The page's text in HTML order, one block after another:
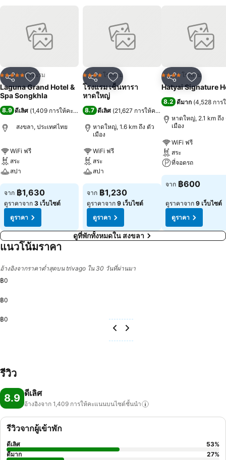
แชร์ เพิ่มในรายการโปรด
5 ดาว โรงแรม
Laguna Grand Hotel &
Spa Songkhla
8.9 ดีเลิศ (1,409 การให้คะแนน)
สงขลา, ประเทศไทย
WiFi ฟรี
สระ
สปา
จาก ฿1,630
ดูราคาจาก 3 เว็บไซต์
ดูราคา
แชร์ เพิ่มในรายการโปรด
4 ดาว โรงแรม
โรงแรม เซ็นทารา
หาดใหญ่
8.7 ดีเลิศ (21,627 การให้คะแนน
หาดใหญ่, 1.6 km ถึง ตัว
เมือง
WiFi ฟรี
สระ
สปา
จาก ฿1,230
ดูราคาจาก 9 เว็บไซต์
ดูราคา
แชร์ เพิ่มในรา
4 ดาว โรงแรม
Hatyai Signature
8.2 ดีมาก (4,528 การ
หาดใหญ่, 2.1 km ถึง
เมือง
WiFi ฟรี
สระ
ที่จอดรถ
จาก ฿600
ดูราคาจาก 9 เว็บไซต์
ดูราคา
ดูที่พักทั้งหมดใน สงขลา
แนวโน้มราคา
อ้างอิงจากราคาต่ำสุดบน trivago ใน 30 วันที่ผ่านมา
฿0
฿0
฿0
รีวิว
8.9 ดีเลิศ
อ้างอิงจาก 1,409 การให้คะแนนบนไซต์ชั้นนำ
รีวิวจากผู้เข้าพัก
ดีเลิศ 53%
ดีมาก
27%